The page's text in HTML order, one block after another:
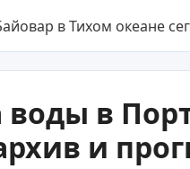
в Тихом океане
воды в
и